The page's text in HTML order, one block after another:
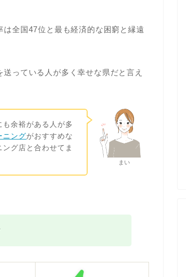
全国47位と最も経済的な困窮と縁遠
っている人が多く幸せな県だと言え
まい
余裕がある人が多
ニングがおすすめな
グ店と合わせてま